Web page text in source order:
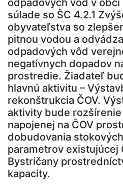
odpadových vôd v obci
súlade so ŠC 4.2.1
obyvateľstva so
pitnou vodou a
odpadových vôd
negatívnych dopadov
prostredie. Žiadateľ
hlavnú aktivitu –
rekonštrukcia ČOV.
aktivity bude
napojenej na ČOV
dobudovania
parametrov existujúcej
Bystričany
kapacity.